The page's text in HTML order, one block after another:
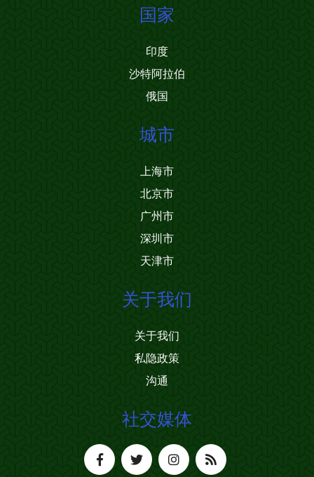
国家
印度
沙特阿拉伯
俄国
城市
上海市
北京市
广州市
深圳市
天津市
关于我们
关于我们
私隐政策
沟通
社交媒体